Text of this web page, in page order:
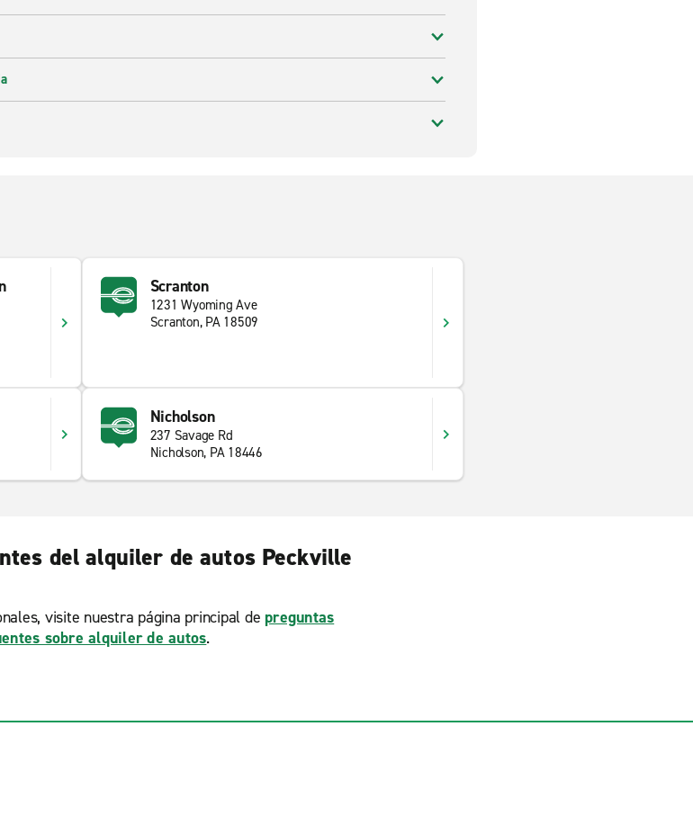
Scranton
1231 Wyoming Ave
Scranton, PA 18509
Nicholson
237 Savage Rd
Nicholson, PA 18446
del alquiler de autos Peckville
visite nuestra página principal de preguntas
sobre alquiler de autos.